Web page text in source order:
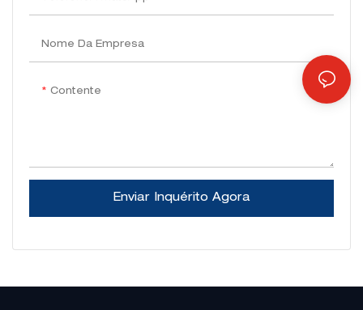
Nome Da Empresa
Contente
Enviar Inquérito Agora